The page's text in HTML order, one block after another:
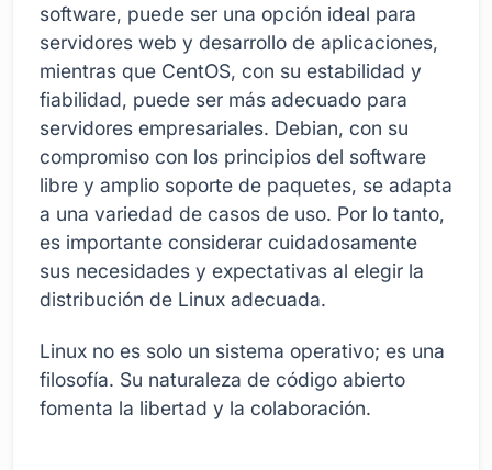
software, puede ser una opción ideal para
servidores web y desarrollo de aplicaciones,
mientras que CentOS, con su estabilidad y
fiabilidad, puede ser más adecuado para
servidores empresariales. Debian, con su
compromiso con los principios del software
libre y amplio soporte de paquetes, se adapta
a una variedad de casos de uso. Por lo tanto,
es importante considerar cuidadosamente
sus necesidades y expectativas al elegir la
distribución de Linux adecuada.
Linux no es solo un sistema operativo; es una
filosofía. Su naturaleza de código abierto
fomenta la libertad y la colaboración.